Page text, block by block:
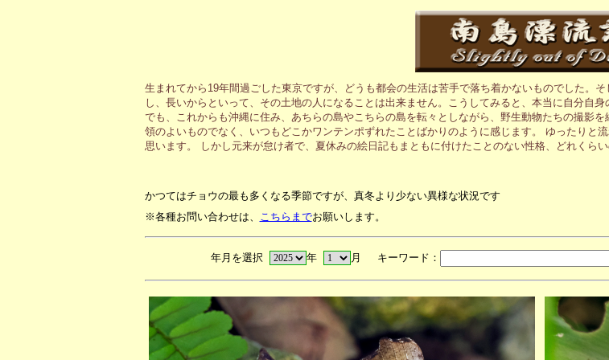
生まれてから19年間過ごした東京ですが、どうも都会の生活は苦手で落ち着かないものでした。
し、長いからといって、その土地の人になることは出来ません。こうしてみると、本当に自分自
でも、これからも沖縄に住み、あちらの島やこちらの島を転々としながら、野生動物たちの撮影
領のよいものでなく、いつもどこかワンテンポずれたことばかりのように感じます。 ゆったりと
思います。 しかし元来が怠け者で、夏休みの絵日記もまともに付けたことのない性格、どれくら
かつてはチョウの最も多くなる季節ですが、真冬より少ない異様な状況です
※各種お問い合わせは、 こちらまでお願いします。
年月を選択 年 月 キーワード：